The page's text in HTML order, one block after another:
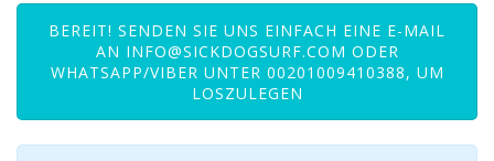
BEREIT! SENDEN SIE UNS EINFACH EINE E-MAIL
AN INFO@SICKDOGSURF.COM ODER
WHATSAPP/VIBER UNTER 00201009410388, UM
LOSZULEGEN